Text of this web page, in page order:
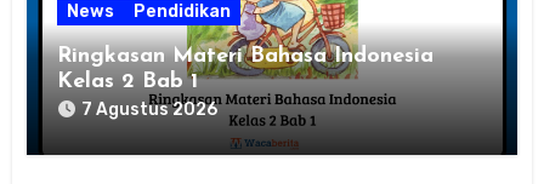
News Pendidikan
Ringkasan Materi Bahasa Indonesia
Kelas 2 Bab 1
7 Agustus 2026